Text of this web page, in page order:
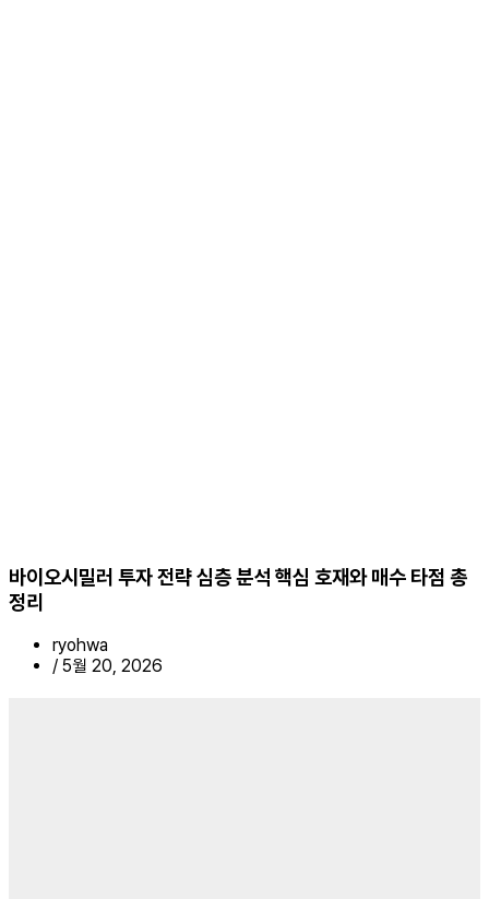
바이오시밀러 투자 전략 심층 분석 핵심 호재와 매수 타점 총
정리
ryohwa
/ 5월 20, 2026